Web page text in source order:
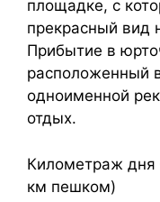
площадке, с
прекрасный вид
Прибытие в
расположенный
одноименной
отдых.
Километраж дня
км пешком)